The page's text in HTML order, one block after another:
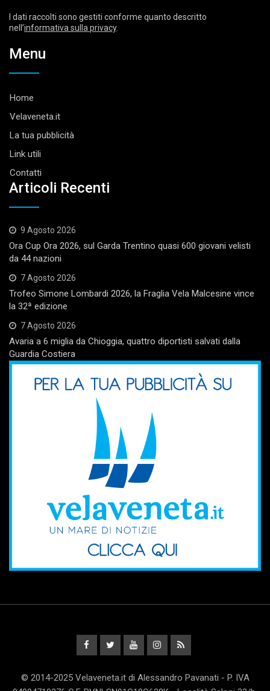
I dati raccolti sono gestiti conforme quanto descritto
nell’informativa sulla privacy.
Menu
Home
Velaveneta.it
La tua pubblicità
Link utili
Contatti
Articoli Recenti
9 Agosto 2026
Ora Cup Ora 2026, sul Garda Trentino quasi 600 giovani velisti
da 44 nazioni
7 Agosto 2026
Trofeo Simone Lombardi 2026, la Fraglia Vela Malcesine vince
la 32ª edizione
7 Agosto 2026
Avaria a 6 miglia da Chioggia, quattro diportisti salvati dalla
Guardia Costiera
© 2014-2025 Velaveneta.it di Alessandro Pavanati - P. IVA